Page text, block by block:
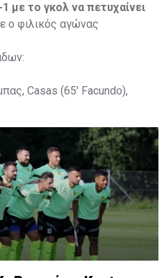
με το γκολ να πετυχαίνει
ο φιλικός αγώνας
Casas (65' Facundo),
(65' Mάμας), Roberge (65'
, Κωνσταντή (65' Sol),
(65' Milicevic).
Tomovic, Καψής, Sol,
Pons, Εγγλέζου, Facundo,
Kovacs, Navratil, Raul, Szor,
Czekus, Ilievski,